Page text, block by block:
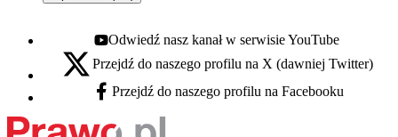
Youtube - otwiera się w nowej karcie
Odwiedź nasz kanał w serwisie YouTube
X - otwiera się w nowej karcie
Przejdź do naszego profilu na X (dawniej Twitter)
Facebook - otwiera się w nowej karcie
Przejdź do naszego profilu na Facebooku